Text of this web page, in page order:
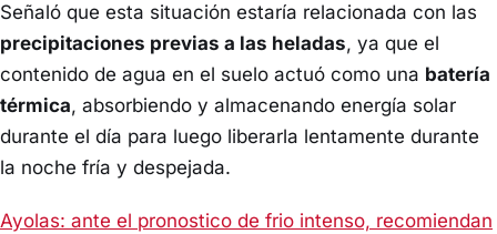
Señaló que esta situación estaría relacionada con las
precipitaciones previas a las heladas, ya que el
contenido de agua en el suelo actuó como una batería
térmica, absorbiendo y almacenando energía solar
durante el día para luego liberarla lentamente durante
la noche fría y despejada.
Ayolas: ante el pronostico de frio intenso, recomiendan